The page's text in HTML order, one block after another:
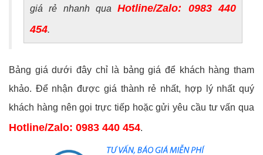
giá rẻ nhanh quaHotline/Zalo: 0983 440
454.
Bảng giá dưới đây chỉ là bảng giá để khách hàng tham
khảo. Để nhận được giá thành rẻ nhất, hợp lý nhất quý
khách hàng nên gọi trực tiếp hoặc gửi yêu cầu tư vấn qua
Hotline/Zalo: 0983 440 454.